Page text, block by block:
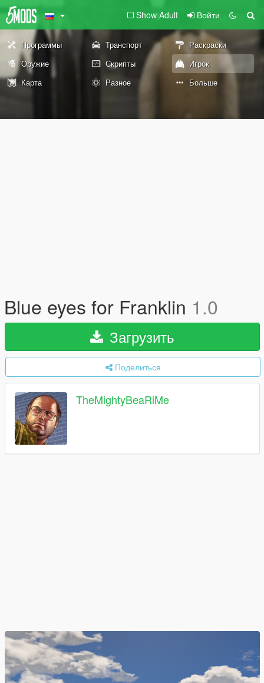
Show Adult Войти
Программы Транспорт
Раскраски
Оружие
Скрипты
Игрок
Карта
Разное Больше
Blue eyes for Franklin 1.0
Загрузить
Поделиться
TheMightyBeaRiMe